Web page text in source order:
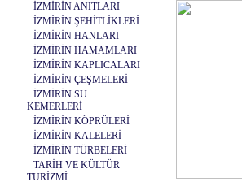
İZMİRİN ANITLARI
İZMİRİN ŞEHİTLİKLERİ
İZMİRİN HANLARI
İZMİRİN HAMAMLARI
İZMİRİN KAPLICALARI
İZMİRİN ÇEŞMELERİ
İZMİRİN SU
KEMERLERİ
İZMİRİN KÖPRÜLERİ
İZMİRİN KALELERİ
İZMİRİN TÜRBELERİ
TARİH VE KÜLTÜR
TURİZMİ